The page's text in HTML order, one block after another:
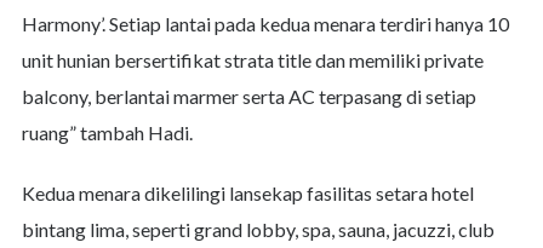
Harmony’. Setiap lantai pada kedua menara terdiri hanya 10
unit hunian bersertifikat strata title dan memiliki private
balcony, berlantai marmer serta AC terpasang di setiap
ruang” tambah Hadi.
Kedua menara dikelilingi lansekap fasilitas setara hotel
bintang lima, seperti grand lobby, spa, sauna, jacuzzi, club